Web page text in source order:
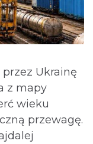
przez Ukrainę
z mapy
wieku
przewagę.